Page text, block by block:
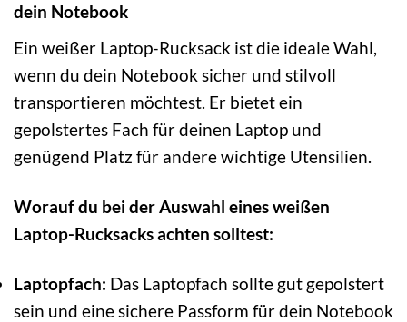
dein Notebook
Ein weißer Laptop-Rucksack ist die ideale Wahl,
wenn du dein Notebook sicher und stilvoll
transportieren möchtest. Er bietet ein
gepolstertes Fach für deinen Laptop und
genügend Platz für andere wichtige Utensilien.
Worauf du bei der Auswahl eines weißen
Laptop-Rucksacks achten solltest:
Laptopfach: Das Laptopfach sollte gut gepolstert
sein und eine sichere Passform für dein Notebook